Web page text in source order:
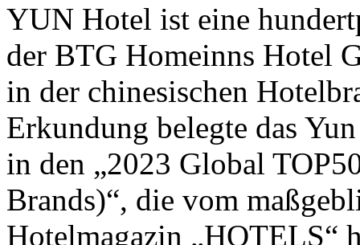
YUN Hotel ist eine
der BTG Homeinns Hotel
in der chinesischen
Erkundung belegte das
in den „2023 Global
Brands)“, die vom
Hotelmagazin „HOTELS“